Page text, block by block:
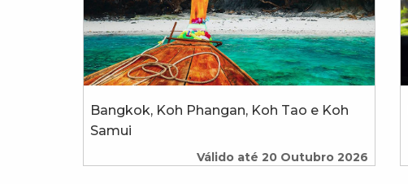
Bangkok, Koh Phangan, Koh Tao e Koh
Samui
Válido até 20 Outubro 2026